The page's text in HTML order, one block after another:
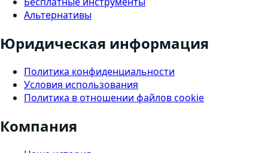
Альтернативы
Юридическая информация
Политика конфиденциальности
Условия использования
Политика в отношении файлов cookie
Компания